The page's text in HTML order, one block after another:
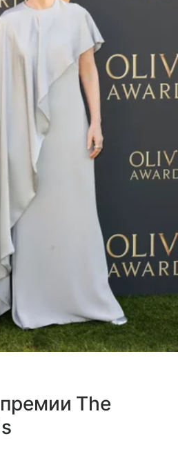
The